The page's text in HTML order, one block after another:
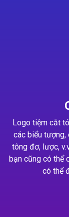
Logo tiệm cắt
các biểu tượng,
tông đơ, lược,
bạn cũng có thể
có thể